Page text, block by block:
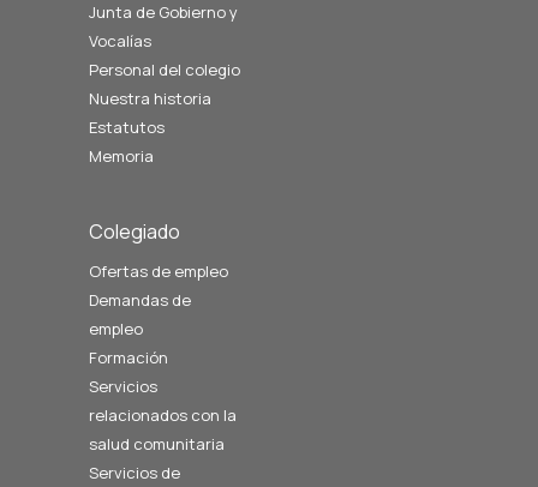
Junta de Gobierno y
Vocalías
Personal del colegio
Nuestra historia
Estatutos
Memoria
Colegiado
Ofertas de empleo
Demandas de
empleo
Formación
Servicios
relacionados con la
salud comunitaria
Servicios de